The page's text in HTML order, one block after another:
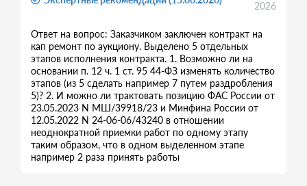
2026
Ответ на вопрос: Заказчиком заключен контракт на
кап ремонт по аукциону. Выделено 5 отдельных
этапов исполнения контракта. 1. Возможно ли на
основании п. 12 ч. 1 ст. 95 44-ФЗ изменять количество
этапов (из 5 сделать например 7 путем раздробления
5)? 2. И можно ли трактовать позицию ФАС России от
23.05.2023 N МШ/39918/23 и Минфина России от
12.05.2022 N 24-06-06/43240 в отношении
неоднократной приемки работ по одному этапу
таким образом, что в одном выделенном этапе
например 2 раза принять работы